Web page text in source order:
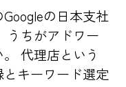
の日本支社
うちがアドワー
代理店という
キーワード選定